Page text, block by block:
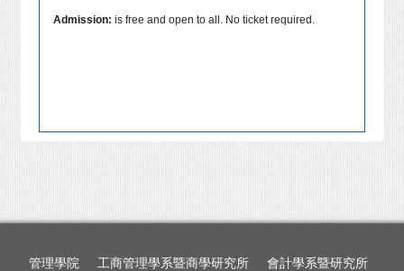
Admission:is free and open to all. No ticket required.
管理學院 工商管理學系暨商學研究所 會計學系暨研究所